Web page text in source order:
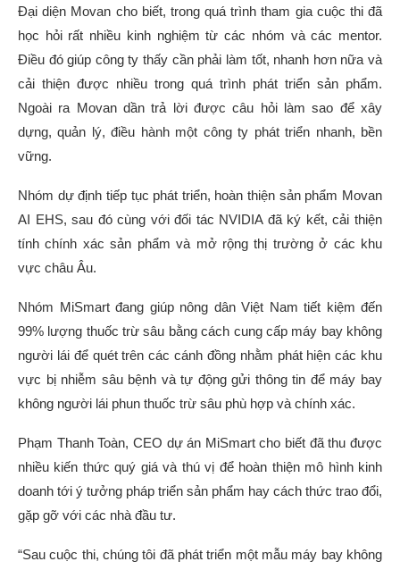
Đại diện Movan cho biết, trong quá trình tham gia cuộc thi đã
học hỏi rất nhiều kinh nghiệm từ các nhóm và các mentor.
Điều đó giúp công ty thấy cần phải làm tốt, nhanh hơn nữa và
cải thiện được nhiều trong quá trình phát triển sản phẩm.
Ngoài ra Movan dần trả lời được câu hỏi làm sao để xây
dựng, quản lý, điều hành một công ty phát triển nhanh, bền
vững.
Nhóm dự định tiếp tục phát triển, hoàn thiện sản phẩm Movan
AI EHS, sau đó cùng với đối tác NVIDIA đã ký kết, cải thiện
tính chính xác sản phẩm và mở rộng thị trường ở các khu
vực châu Âu.
Nhóm MiSmart đang giúp nông dân Việt Nam tiết kiệm đến
99% lượng thuốc trừ sâu bằng cách cung cấp máy bay không
người lái để quét trên các cánh đồng nhằm phát hiện các khu
vực bị nhiễm sâu bệnh và tự động gửi thông tin để máy bay
không người lái phun thuốc trừ sâu phù hợp và chính xác.
Phạm Thanh Toàn, CEO dự án MiSmart cho biết đã thu được
nhiều kiến thức quý giá và thú vị để hoàn thiện mô hình kinh
doanh tới ý tưởng pháp triển sản phẩm hay cách thức trao đổi,
gặp gỡ với các nhà đầu tư.
“Sau cuộc thi, chúng tôi đã phát triển một mẫu máy bay không